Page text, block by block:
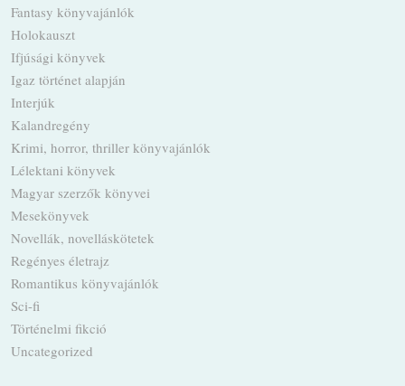
Fantasy könyvajánlók
Holokauszt
Ifjúsági könyvek
Igaz történet alapján
Interjúk
Kalandregény
Krimi, horror, thriller könyvajánlók
Lélektani könyvek
Magyar szerzők könyvei
Mesekönyvek
Novellák, novelláskötetek
Regényes életrajz
Romantikus könyvajánlók
Sci-fi
Történelmi fikció
Uncategorized